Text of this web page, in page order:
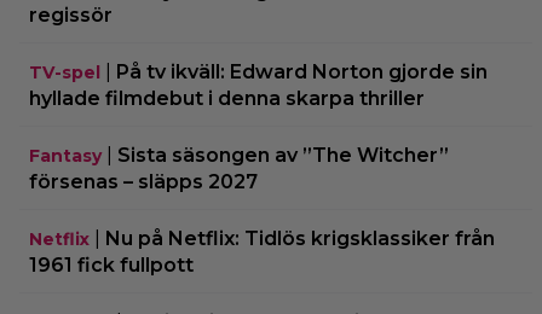
regissör
TV-spel
På tv ikväll: Edward Norton gjorde sin
hyllade filmdebut i denna skarpa thriller
Fantasy| Sista säsongen av ”The Witcher”
försenas – släpps 2027
Netflix
Nu på Netflix: Tidlös krigsklassiker från
1961 fick fullpott